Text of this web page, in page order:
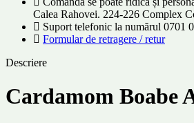
Calea Rahovei. 224-226 Complex
Suport telefonic la numărul 0701
Formular de retragere / retur
Descriere
Cardamom Boabe